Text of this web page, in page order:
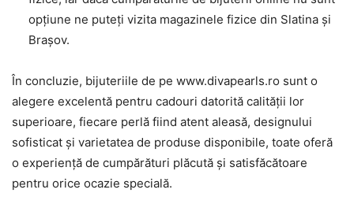
opțiune ne puteți vizita magazinele fizice din Slatina și
Brașov.
În concluzie, bijuteriile de pe www.divapearls.ro sunt o
alegere excelentă pentru cadouri datorită calității lor
superioare, fiecare perlă fiind atent aleasă, designului
sofisticat și varietatea de produse disponibile, toate oferă
o experiență de cumpărături plăcută și satisfăcătoare
pentru orice ocazie specială.